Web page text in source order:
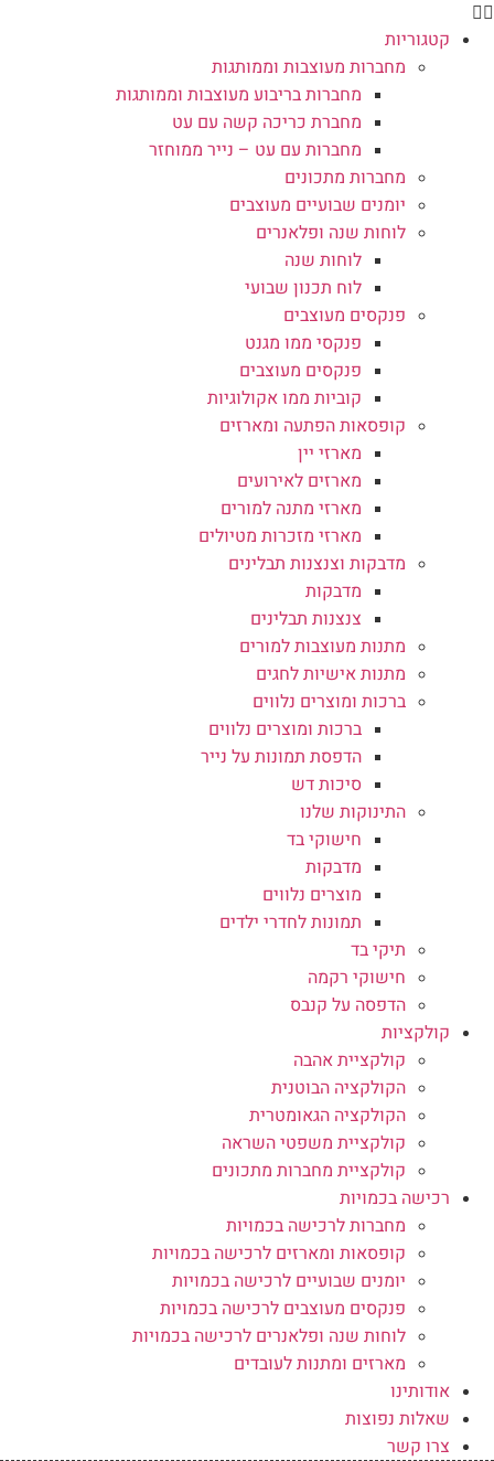
קטגוריות
מחברות מעוצבות וממותגות
מחברות בריבוע מעוצבות וממותגות
מחברת כריכה קשה עם עט
מחברות עם עט – נייר ממוחזר
מחברות מתכונים
יומנים שבועיים מעוצבים
לוחות שנה ופלאנרים
לוחות שנה
לוח תכנון שבועי
פנקסים מעוצבים
פנקסי ממו מגנט
פנקסים מעוצבים
קוביות ממו אקולוגיות
קופסאות הפתעה ומארזים
מארזי יין
מארזים לאירועים
מארזי מתנה למורים
מארזי מזכרות מטיולים
מדבקות וצנצנות תבלינים
מדבקות
צנצנות תבלינים
מתנות מעוצבות למורים
מתנות אישיות לחגים
ברכות ומוצרים נלווים
ברכות ומוצרים נלווים
הדפסת תמונות על נייר
סיכות דש
התינוקות שלנו
חישוקי בד
מדבקות
מוצרים נלווים
תמונות לחדרי ילדים
תיקי בד
חישוקי רקמה
הדפסה על קנבס
קולקציות
קולקציית אהבה
הקולקציה הבוטנית
הקולקציה הגאומטרית
קולקציית משפטי השראה
קולקציית מחברות מתכונים
רכישה בכמויות
מחברות לרכישה בכמויות
קופסאות ומארזים לרכישה בכמויות
יומנים שבועיים לרכישה בכמויות
פנקסים מעוצבים לרכישה בכמויות
לוחות שנה ופלאנרים לרכישה בכמויות
מארזים ומתנות לעובדים
אודותינו
שאלות נפוצות
צרו קשר